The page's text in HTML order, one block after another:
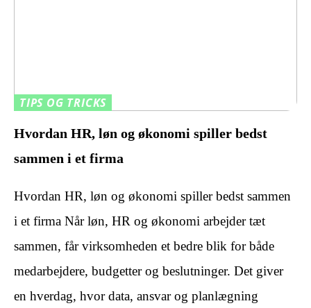
TIPS OG TRICKS
Hvordan HR, løn og økonomi spiller bedst
sammen i et firma
Hvordan HR, løn og økonomi spiller bedst sammen
i et firma Når løn, HR og økonomi arbejder tæt
sammen, får virksomheden et bedre blik for både
medarbejdere, budgetter og beslutninger. Det giver
en hverdag, hvor data, ansvar og planlægning